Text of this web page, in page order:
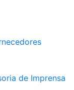
de Imprensa